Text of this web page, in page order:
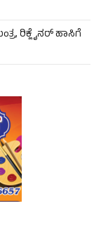
ರಿಕ್ಲೈನರ್ ಹಾಸಿಗೆ